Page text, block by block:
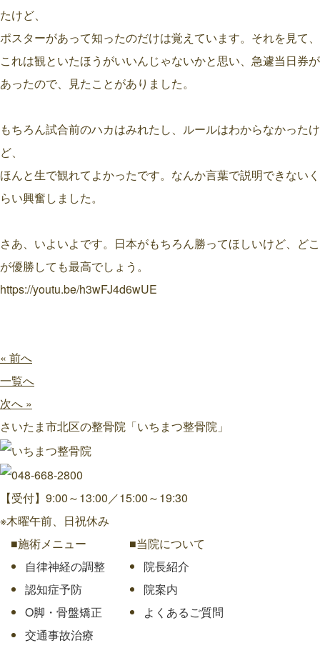
たけど、
ポスターがあって知ったのだけは覚えています。それを見て、
これは観といたほうがいいんじゃないかと思い、急遽当日券が
あったので、見たことがありました。
もちろん試合前のハカはみれたし、ルールはわからなかったけ
ど、
ほんと生で観れてよかったです。なんか言葉で説明できないく
らい興奮しました。
さあ、いよいよです。日本がもちろん勝ってほしいけど、どこ
が優勝しても最高でしょう。
https://youtu.be/h3wFJ4d6wUE
« 前へ
一覧へ
次へ »
さいたま市北区の整骨院「いちまつ整骨院」
【受付】9:00～13:00／15:00～19:30
※木曜午前、日祝休み
■施術メニュー
自律神経の調整
認知症予防
O脚・骨盤矯正
交通事故治療
■当院について
院長紹介
院案内
よくあるご質問